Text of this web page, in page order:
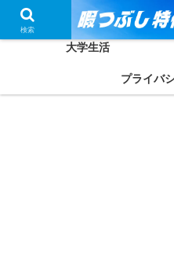
ホーム
大学生活
プライバ
検索